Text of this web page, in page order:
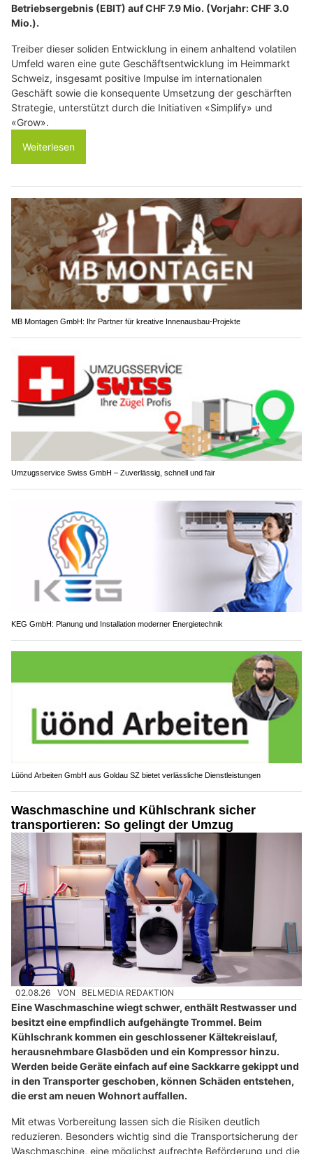
Betriebsergebnis (EBIT) auf CHF 7.9 Mio. (Vorjahr: CHF 3.0
Mio.).
Treiber dieser soliden Entwicklung in einem anhaltend volatilen
Umfeld waren eine gute Geschäftsentwicklung im Heimmarkt
Schweiz, insgesamt positive Impulse im internationalen
Geschäft sowie die konsequente Umsetzung der geschärften
Strategie, unterstützt durch die Initiativen «Simplify» und
«Grow».
Weiterlesen
MB Montagen GmbH: Ihr Partner für kreative Innenausbau-Projekte
Umzugsservice Swiss GmbH – Zuverlässig, schnell und fair
KEG GmbH: Planung und Installation moderner Energietechnik
Lüönd Arbeiten GmbH aus Goldau SZ bietet verlässliche Dienstleistungen
Waschmaschine und Kühlschrank sicher
transportieren: So gelingt der Umzug
02.08.26 VON BELMEDIA REDAKTION
Eine Waschmaschine wiegt schwer, enthält Restwasser und
besitzt eine empfindlich aufgehängte Trommel. Beim
Kühlschrank kommen ein geschlossener Kältekreislauf,
herausnehmbare Glasböden und ein Kompressor hinzu.
Werden beide Geräte einfach auf eine Sackkarre gekippt und
in den Transporter geschoben, können Schäden entstehen,
die erst am neuen Wohnort auffallen.
Mit etwas Vorbereitung lassen sich die Risiken deutlich
reduzieren. Besonders wichtig sind die Transportsicherung der
Waschmaschine, eine möglichst aufrechte Beförderung und die